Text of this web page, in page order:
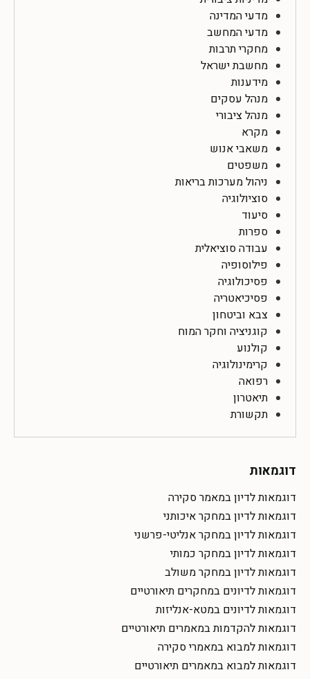
מדעי המדינה
מדעי המחשב
מחקרי תרבות
מחשבת ישראל
מידענות
מנהל עסקים
מנהל ציבורי
מקרא
משאבי אנוש
משפטים
ניהול מערכות בריאות
סוציולוגיה
סיעוד
ספרות
עבודה סוציאלית
פילוסופיה
פסיכולוגיה
פסיכיאטריה
צבא וביטחון
קוגניציה וחקר המוח
קולנוע
קרימינולוגיה
רפואה
תיאטרון
תקשורת
דוגמאות
דוגמאות לדיון במאמר סקירה
דוגמאות לדיון במחקר איכותני
דוגמאות לדיון במחקר אנליטי-פרשני
דוגמאות לדיון במחקר כמותי
דוגמאות לדיון במחקר משולב
דוגמאות לדיונים במחקרים תיאורטיים
דוגמאות לדיונים במטא-אנליזות
דוגמאות להקדמות במאמרים תיאורטיים
דוגמאות למבוא במאמרי סקירה
דוגמאות למבוא במאמרים תיאורטיים